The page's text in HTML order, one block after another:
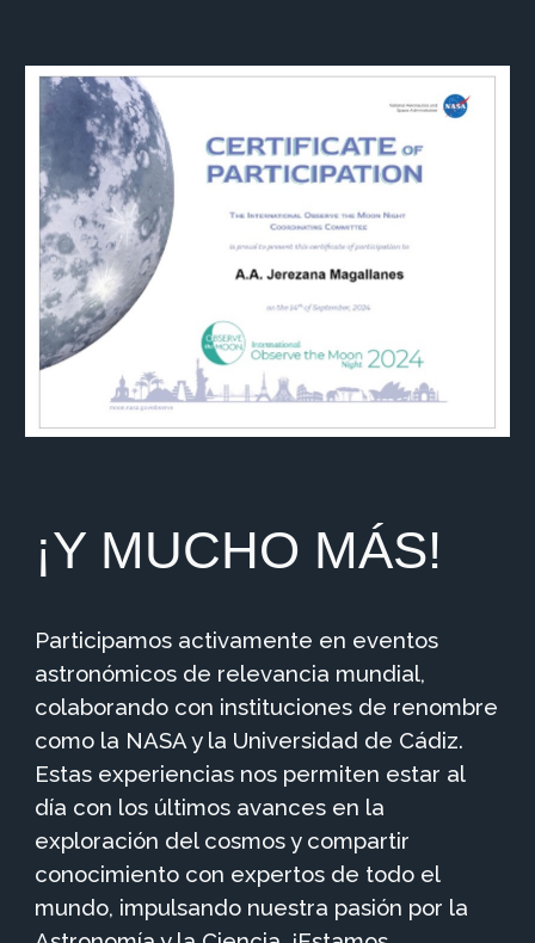
¡Y MUCHO MÁS!
Participamos activamente en eventos
astronómicos de relevancia mundial,
colaborando con instituciones de renombre
como la NASA y la Universidad de Cádiz.
Estas experiencias nos permiten estar al
día con los últimos avances en la
exploración del cosmos y compartir
conocimiento con expertos de todo el
mundo, impulsando nuestra pasión por la